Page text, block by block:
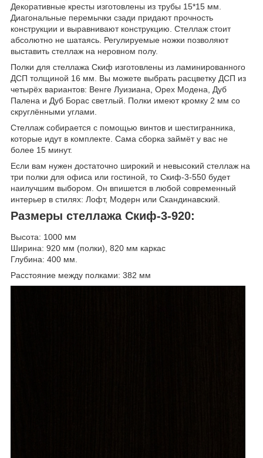
Декоративные кресты изготовлены из трубы 15*15 мм.
Диагональные перемычки сзади придают прочность
конструкции и выравнивают конструкцию. Стеллаж стоит
абсолютно не шатаясь. Регулируемые ножки позволяют
выставить стеллаж на неровном полу.
Полки для стеллажа Скиф изготовлены из ламинированного
ДСП толщиной 16 мм. Вы можете выбрать расцветку ДСП из
четырёх вариантов: Венге Луизиана, Орех Модена, Дуб
Палена и Дуб Борас светлый. Полки имеют кромку 2 мм со
скруглёнными углами.
Стеллаж собирается с помощью винтов и шестигранника,
которые идут в комплекте. Сама сборка займёт у вас не
более 15 минут.
Если вам нужен достаточно широкий и невысокий стеллаж на
три полки для офиса или гостиной, то Скиф-3-550 будет
наилучшим выбором. Он впишется в любой современный
интерьер в стилях: Лофт, Модерн или Скандинавский.
Размеры стеллажа Скиф-3-920:
Высота: 1000 мм
Ширина: 920 мм (полки), 820 мм каркас
Глубина: 400 мм.
Расстояние между полками: 382 мм